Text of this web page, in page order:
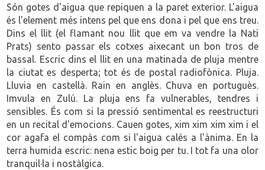
Són gotes d'aigua que repiquen a la paret exterior. L'aigua
és l'element més intens pel que ens dona i pel que ens treu.
Dins el llit (el flamant nou llit que em va vendre la Nati
Prats) sento passar els cotxes aixecant un bon tros de
bassal. Escric dins el llit en una matinada de pluja mentre
la ciutat es desperta; tot és de postal radiofònica. Pluja.
Lluvia en castellà. Rain en anglès. Chuva en portuguès.
Imvula en Zulú. La pluja ens fa vulnerables, tendres i
sensibles. És com si la pressió sentimental es reestructuri
en un recital d'emocions. Cauen gotes, xim xim xim xim i el
cor agafa el compàs com si l'aigua calés a l'ànima. En la
terra humida escric: nena estic boig per tu. I tot fa una olor
tranquil·la i nostàlgica.